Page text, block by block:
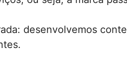
desenvolvemos